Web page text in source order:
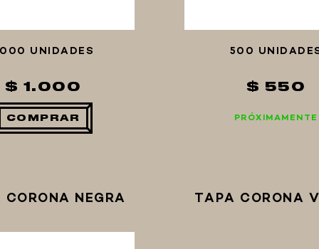
UNIDADES
$ 1.000
COMPRAR
500
$ 550
PRÓXIMAMENTE
NEGRA TAPA CORONA